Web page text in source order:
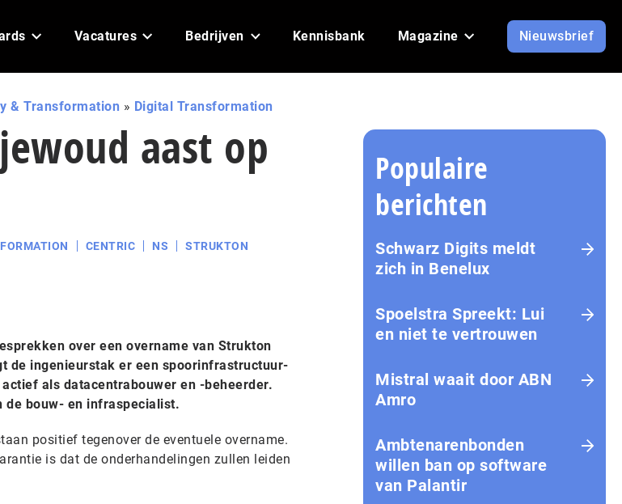
Vacatures Bedrijven Kennisbank Magazine Nieuwsbrief
& Transformation » Digital Transformation
aast op
CENTRIC NS STRUKTON
over een overname van Strukton
de ingenieurstak er een spoorinfrastructuur-
als datacentrabouwer en -beheerder.
de bouw- en infraspecialist.
positief tegenover de eventuele overname.
is dat de onderhandelingen zullen leiden
Populaire
berichten
Schwarz Digits meldt
zich in Benelux
Spoelstra Spreekt: Lui
en niet te vertrouwen
Mistral waait door ABN
Amro
Ambtenarenbonden
willen ban op software
van Palantir